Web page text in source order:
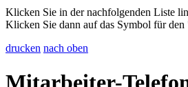
Klicken Sie in der nachfolgenden Liste
Klicken Sie dann auf das Symbol für
drucken nach oben
Mitarbeiter-